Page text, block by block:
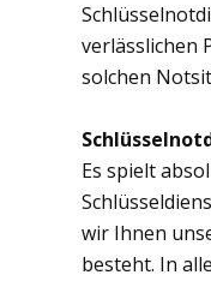
verlässlichen
solchen
Es spielt
wir Ihnen
besteht. In